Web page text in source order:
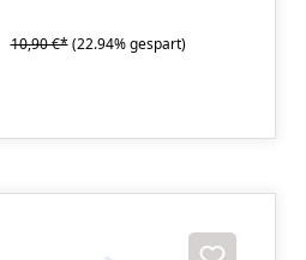
10,90 €* (22.94% gespart)